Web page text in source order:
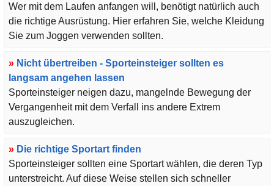
Wer mit dem Laufen anfangen will, benötigt natürlich auch
die richtige Ausrüstung. Hier erfahren Sie, welche Kleidung
Sie zum Joggen verwenden sollten.
» Nicht übertreiben - Sporteinsteiger sollten es
langsam angehen lassen
Sporteinsteiger neigen dazu, mangelnde Bewegung der
Vergangenheit mit dem Verfall ins andere Extrem
auszugleichen.
» Die richtige Sportart finden
Sporteinsteiger sollten eine Sportart wählen, die deren Typ
unterstreicht. Auf diese Weise stellen sich schneller